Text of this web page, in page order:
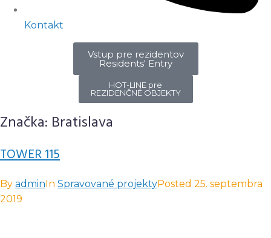
Kontakt
Vstup pre rezidentov
Residents' Entry
HOT-LINE pre
REZIDENČNÉ OBJEKTY
Značka: Bratislava
TOWER 115
By admin In Spravované projektyPosted 25. septembra
2019